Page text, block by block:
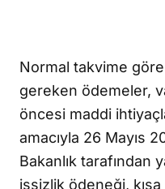
Normal takvime göre
gereken ödemeler,
öncesi maddi
amacıyla 26 Mayıs
Bakanlık tarafından
işsizlik ödeneği, kısa